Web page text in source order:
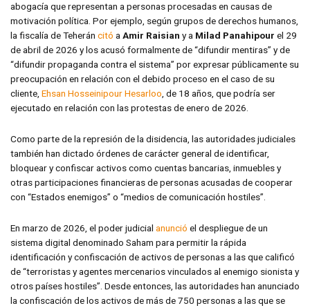
abogacía que representan a personas procesadas en causas de
motivación política. Por ejemplo, según grupos de derechos humanos,
la fiscalía de Teherán citó a Amir Raisian y a Milad Panahipour el 29
de abril de 2026 y los acusó formalmente de “difundir mentiras” y de
“difundir propaganda contra el sistema” por expresar públicamente su
preocupación en relación con el debido proceso en el caso de su
cliente, Ehsan Hosseinipour Hesarloo , de 18 años, que podría ser
ejecutado en relación con las protestas de enero de 2026.
Como parte de la represión de la disidencia, las autoridades judiciales
también han dictado órdenes de carácter general de identificar,
bloquear y confiscar activos como cuentas bancarias, inmuebles y
otras participaciones financieras de personas acusadas de cooperar
con “Estados enemigos” o “medios de comunicación hostiles”.
En marzo de 2026, el poder judicial anunció el despliegue de un
sistema digital denominado Saham para permitir la rápida
identificación y confiscación de activos de personas a las que calificó
de “terroristas y agentes mercenarios vinculados al enemigo sionista y
otros países hostiles”. Desde entonces, las autoridades han anunciado
la confiscación de los activos de más de 750 personas a las que se